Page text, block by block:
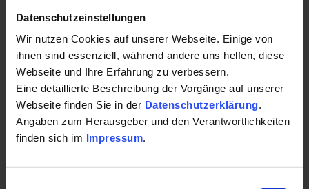
Datenschutzeinstellungen
Wir nutzen Cookies auf unserer Webseite. Einige von
ihnen sind essenziell, während andere uns helfen, diese
Webseite und Ihre Erfahrung zu verbessern.
Eine detaillierte Beschreibung der Vorgänge auf unserer
Webseite finden Sie in der Datenschutzerklärung.
Angaben zum Herausgeber und den Verantwortlichkeiten
finden sich im Impressum.
Prozent entlastet werden.
Bei Stress und Belastung:
Die Moortherapie als
Heilmittel gegen Burnout
Ideal sind die Bad Bayersoier Moorbäder oder auch die
Moorpackungen mit dem Auftragen auf bestimmte
Wirbelsäulenschäden, Rheuma oder Osteoporose.